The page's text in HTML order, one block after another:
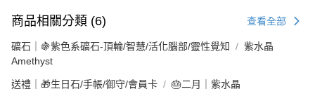
商品相關分類 (6) 查看全部
礦石｜🍇紫色系礦石-頂輪/智慧/活化腦部/靈性覺知
紫水晶
Amethyst
送禮｜🎁生日石/手帳/御守/會員卡 🎂二月｜紫水晶